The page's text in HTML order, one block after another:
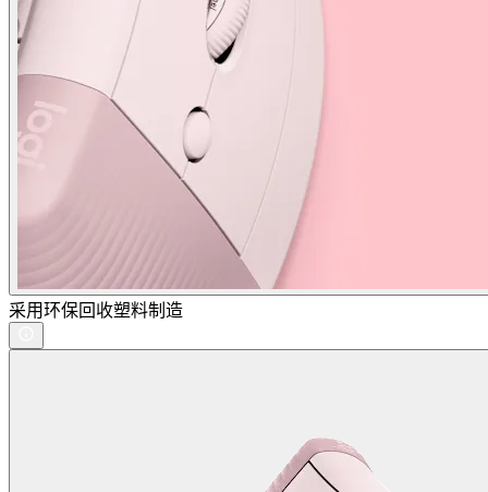
采用环保回收塑料制造